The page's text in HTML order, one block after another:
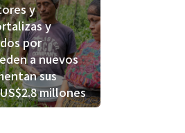
y
y
por
a nuevos
sus
millones